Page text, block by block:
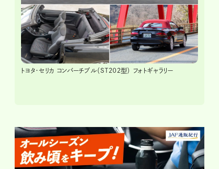
トヨタ・セリカ コンバーチブル（ST202型） フォトギャラリー